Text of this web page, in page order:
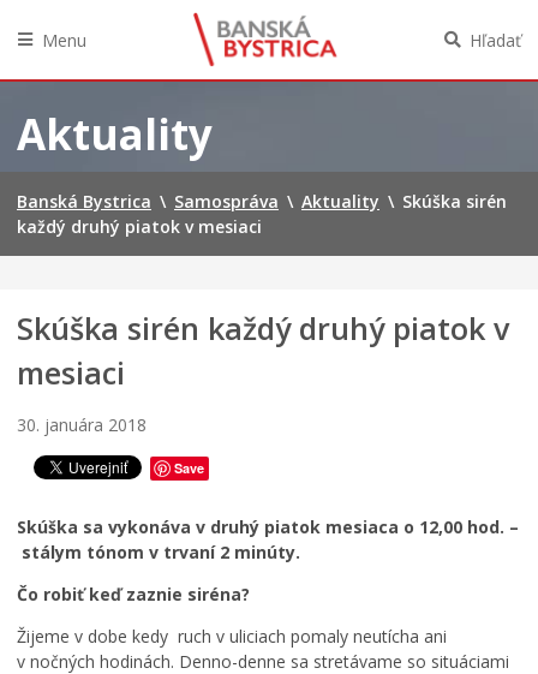
obsah
Menu Hľadať
Aktuality
Banská Bystrica \ Samospráva \ Aktuality \ Skúška sirén
každý druhý piatok v mesiaci
Skúška sirén každý druhý piatok v
mesiaci
30. januára 2018
Save
Skúška sa vykonáva v druhý piatok mesiaca o 12,00 hod. –
stálym tónom v trvaní 2 minúty.
Čo robiť keď zaznie siréna?
Žijeme v dobe kedy ruch v uliciach pomaly neutícha ani
v nočných hodinách. Denno-denne sa stretávame so situáciami